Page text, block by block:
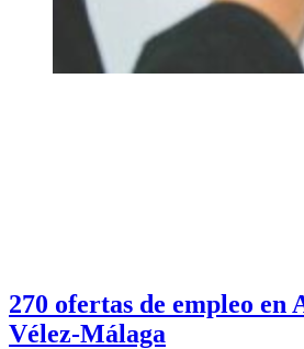
270 ofertas de empleo en
Vélez-Málaga